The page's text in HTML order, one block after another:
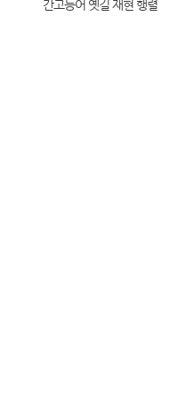
간고등어 옛길 재현 행렬